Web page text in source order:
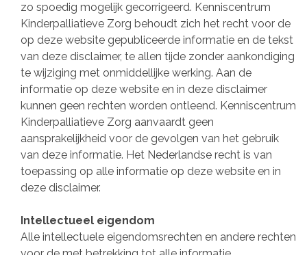
zo spoedig mogelijk gecorrigeerd. Kenniscentrum
Kinderpalliatieve Zorg behoudt zich het recht voor de
op deze website gepubliceerde informatie en de tekst
van deze disclaimer, te allen tijde zonder aankondiging
te wijziging met onmiddellijke werking. Aan de
informatie op deze website en in deze disclaimer
kunnen geen rechten worden ontleend. Kenniscentrum
Kinderpalliatieve Zorg aanvaardt geen
aansprakelijkheid voor de gevolgen van het gebruik
van deze informatie. Het Nederlandse recht is van
toepassing op alle informatie op deze website en in
deze disclaimer.
Intellectueel eigendom
Alle intellectuele eigendomsrechten en andere rechten